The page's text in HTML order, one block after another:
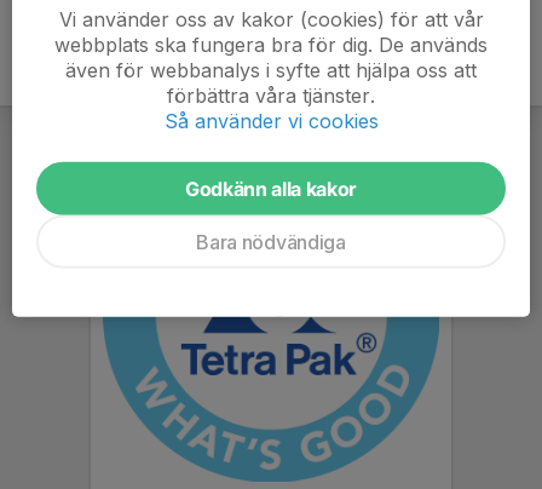
Vi använder oss av kakor (cookies) för att vår
webbplats ska fungera bra för dig. De används
även för webbanalys i syfte att hjälpa oss att
förbättra våra tjänster.
Så använder vi cookies
Godkänn alla kakor
Bara nödvändiga